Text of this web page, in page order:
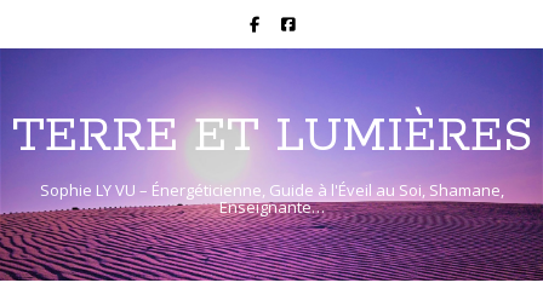
TERRE ET LUMIÈRES
Sophie LY VU – Énergéticienne, Guide à l'Éveil au Soi, Shamane,
Enseignante…